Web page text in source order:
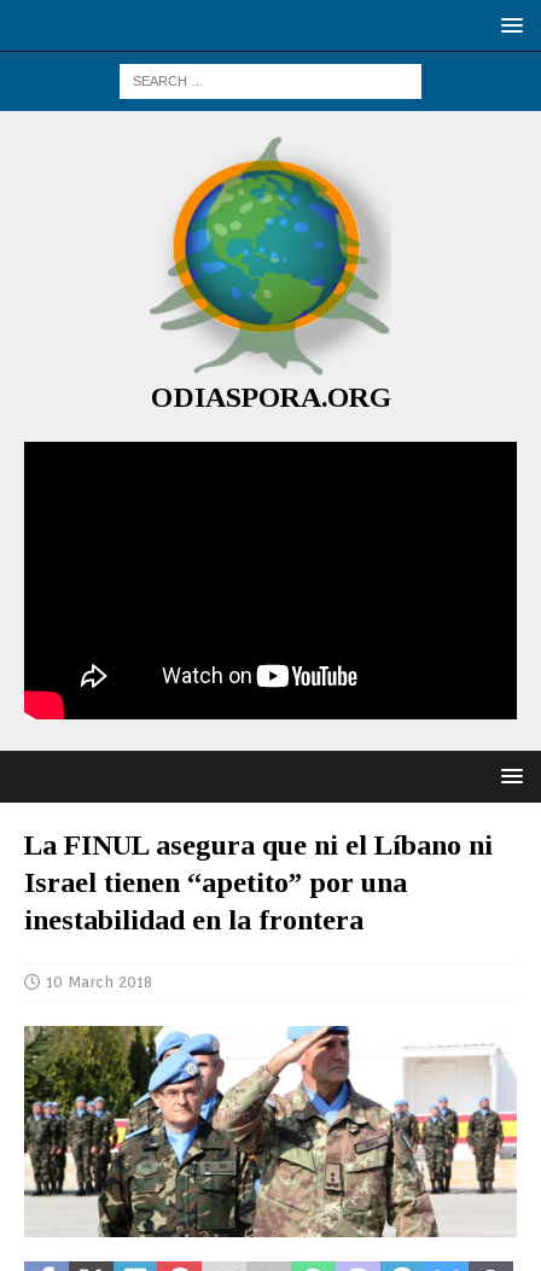
ODIASPORA.ORG
La FINUL asegura que ni el Líbano ni
Israel tienen “apetito” por una
inestabilidad en la frontera
10 March 2018